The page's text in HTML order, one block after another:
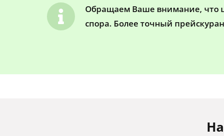
Обращаем Ваше внимание, что
спора. Более точный